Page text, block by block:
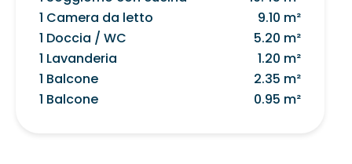
1 Camera da letto
9.10 m²
1 Doccia / WC
5.20 m²
1 Lavanderia
1.20 m²
1 Balcone
2.35 m²
1 Balcone
0.95 m²